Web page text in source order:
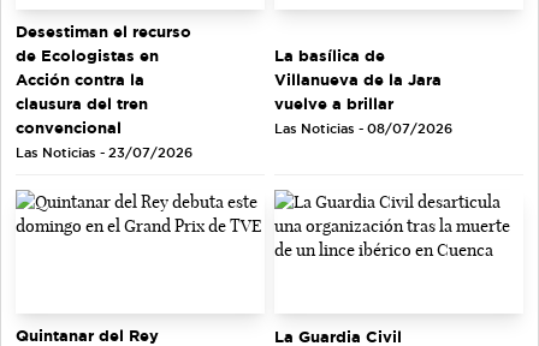
Desestiman el recurso
de Ecologistas en
Acción contra la
clausura del tren
convencional
Las Noticias - 23/07/2026
La basílica de
Villanueva de la Jara
vuelve a brillar
Las Noticias - 08/07/2026
Quintanar del Rey
La Guardia Civil